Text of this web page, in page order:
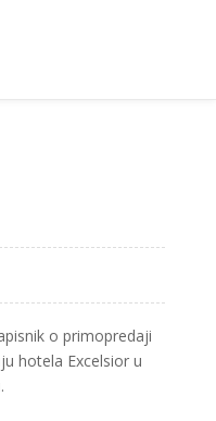
o primopredaji
hotela Excelsior u